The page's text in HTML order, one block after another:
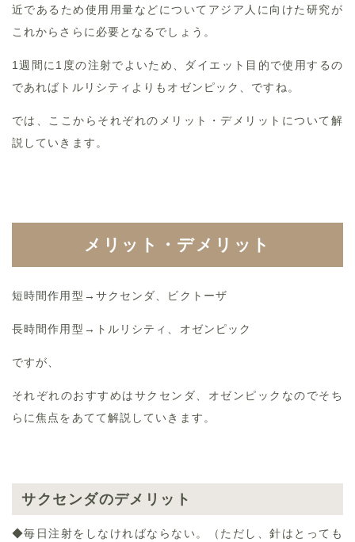
近であるため使用用量などについてアジア人に向けた研究が
これからさらに必要となるでしょう。
1週間に1度の注射でよいため、ダイエット目的で使用するの
であればトルリシティよりもオゼンピック、ですね。
では、ここからそれぞれのメリット・デメリットについて解
説していきます。
メリット・デメリット
短時間作用型→サクセンダ、ビクトーザ
長時間作用型→トルリシティ、オゼンピック
ですが、
それぞれのおすすめはサクセンダ、オゼンピックなのでそち
らに焦点をあてて解説していきます。
サクセンダのデメリット
◆毎日注射をしなければならない。（ただし、針はとっても